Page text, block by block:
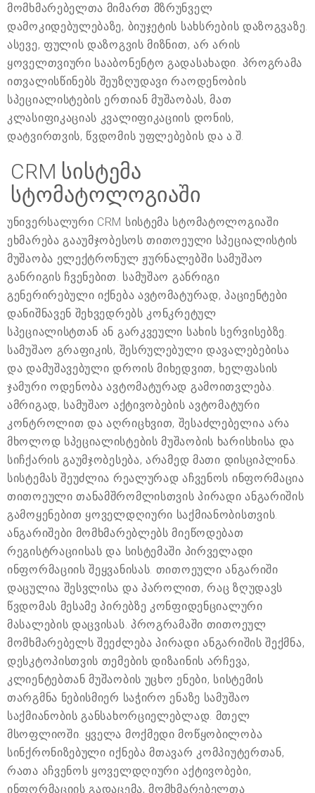
მომხმარებელთა მიმართ მზრუნველ
დამოკიდებულებაზე, ბიუჯეტის სახსრების დაზოგვაზე.
ასევე, ფულის დაზოგვის მიზნით, არ არის
ყოველთვიური სააბონენტო გადასახადი. პროგრამა
ითვალისწინებს შეუზღუდავი რაოდენობის
სპეციალისტების ერთიან მუშაობას, მათ
კლასიფიკაციას კვალიფიკაციის დონის,
დატვირთვის, წვდომის უფლებების და ა.შ.
CRM სისტემა
სტომატოლოგიაში
უნივერსალური CRM სისტემა სტომატოლოგიაში
ეხმარება გააუმჯობესოს თითოეული სპეციალისტის
მუშაობა ელექტრონულ ჟურნალებში სამუშაო
განრიგის ჩვენებით. სამუშაო განრიგი
გენერირებული იქნება ავტომატურად, პაციენტები
დანიშნავენ შეხვედრებს კონკრეტულ
სპეციალისტთან ან გარკვეული სახის სერვისებზე.
სამუშაო გრაფიკის, შესრულებული დავალებებისა
და დამუშავებული დროის მიხედვით, ხელფასის
ჯამური ოდენობა ავტომატურად გამოითვლება.
ამრიგად, სამუშაო აქტივობების ავტომატური
კონტროლით და აღრიცხვით, შესაძლებელია არა
მხოლოდ სპეციალისტების მუშაობის ხარისხისა და
სიჩქარის გაუმჯობესება, არამედ მათი დისციპლინა.
სისტემას შეუძლია რეალურად აჩვენოს ინფორმაცია
თითოეული თანამშრომლისთვის პირადი ანგარიშის
გამოყენებით ყოველდღიური საქმიანობისთვის.
ანგარიშები მომხმარებლებს მიეწოდებათ
რეგისტრაციისას და სისტემაში პირველადი
ინფორმაციის შეყვანისას. თითოეული ანგარიში
დაცულია შესვლისა და პაროლით, რაც ზღუდავს
წვდომას მესამე პირებზე კონფიდენციალური
მასალების დაცვისას. პროგრამაში თითოეულ
მომხმარებელს შეეძლება პირადი ანგარიშის შექმნა,
დესკტოპისთვის თემების დიზაინის არჩევა,
კლიენტებთან მუშაობის უცხო ენები, სისტემის
თარგმნა ნებისმიერ საჭირო ენაზე სამუშაო
საქმიანობის განსახორციელებლად. მთელ
მსოფლიოში. ყველა მოქმედი მოწყობილობა
სინქრონიზებული იქნება მთავარ კომპიუტერთან,
რათა აჩვენოს ყოველდღიური აქტივობები,
ინფორმაციის გადაცემა, მომხმარებელთა